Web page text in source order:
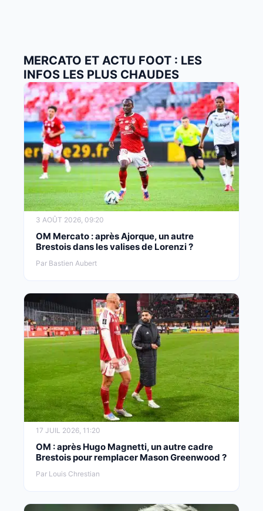
MERCATO ET ACTU FOOT : LES
INFOS LES PLUS CHAUDES
3 AOÛT 2026, 09:20
OM Mercato : après Ajorque, un autre
Brestois dans les valises de Lorenzi ?
Par Bastien Aubert
17 JUIL 2026, 11:20
OM : après Hugo Magnetti, un autre cadre
Brestois pour remplacer Mason Greenwood ?
Par Louis Chrestian